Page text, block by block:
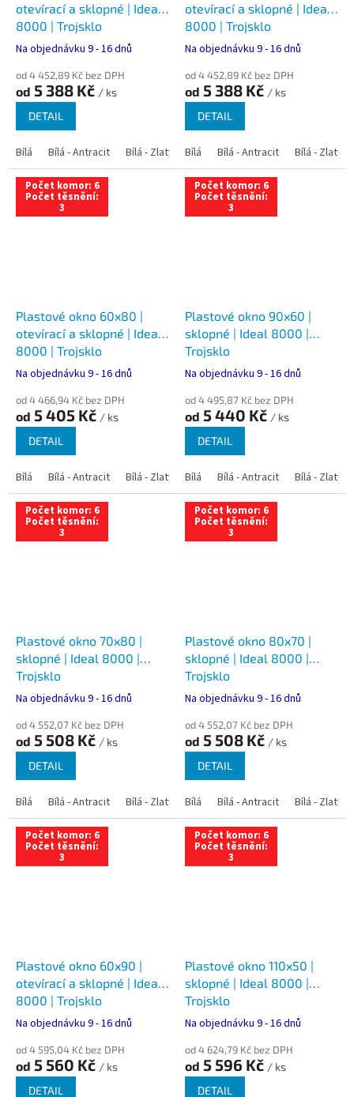
otevírací a sklopné | Ideal
8000 | Trojsklo
Na objednávku 9 - 16 dnů
od 4 452,89 Kč bez DPH
od 5 388 Kč / ks
DETAIL
Bílá Bílá - Antracit Bílá - Zlatý dub Bílá - Tmavý dub Bílá -
otevírací a sklopné | Ideal
8000 | Trojsklo
Na objednávku 9 - 16 dnů
od 4 452,89 Kč bez DPH
od 5 388 Kč / ks
DETAIL
Bílá Bílá - Antracit Bílá - Zlatý
Počet komor: 6
Počet těsnění:
3
Plastové okno 60x80 |
otevírací a sklopné | Ideal
8000 | Trojsklo
Na objednávku 9 - 16 dnů
od 4 466,94 Kč bez DPH
od 5 405 Kč / ks
DETAIL
Bílá Bílá - Antracit Bílá - Zlatý dub Bílá - Tmavý dub Bílá -
Počet komor: 6
Počet těsnění:
3
Plastové okno 90x60 |
sklopné | Ideal 8000 |
Trojsklo
Na objednávku 9 - 16 dnů
od 4 495,87 Kč bez DPH
od 5 440 Kč / ks
DETAIL
Bílá Bílá - Antracit Bílá - Zlatý
Počet komor: 6
Počet těsnění:
3
Plastové okno 70x80 |
sklopné | Ideal 8000 |
Trojsklo
Na objednávku 9 - 16 dnů
od 4 552,07 Kč bez DPH
od 5 508 Kč / ks
DETAIL
Bílá Bílá - Antracit Bílá - Zlatý dub Bílá - Tmavý dub Bílá -
Počet komor: 6
Počet těsnění:
3
Plastové okno 80x70 |
sklopné | Ideal 8000 |
Trojsklo
Na objednávku 9 - 16 dnů
od 4 552,07 Kč bez DPH
od 5 508 Kč / ks
DETAIL
Bílá Bílá - Antracit Bílá - Zlatý
Počet komor: 6
Počet těsnění:
3
Plastové okno 60x90 |
otevírací a sklopné | Ideal
8000 | Trojsklo
Na objednávku 9 - 16 dnů
od 4 595,04 Kč bez DPH
od 5 560 Kč / ks
DETAIL
Počet komor: 6
Počet těsnění:
3
Plastové okno 110x50 |
sklopné | Ideal 8000 |
Trojsklo
Na objednávku 9 - 16 dnů
od 4 624,79 Kč bez DPH
od 5 596 Kč / ks
DETAIL